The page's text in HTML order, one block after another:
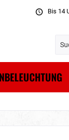
Bis 14